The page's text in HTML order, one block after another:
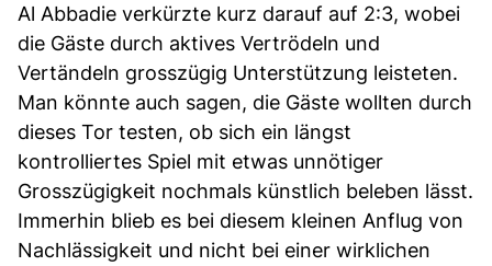
Al Abbadie verkürzte kurz darauf auf 2:3, wobei
die Gäste durch aktives Vertrödeln und
Vertändeln grosszügig Unterstützung leisteten.
Man könnte auch sagen, die Gäste wollten durch
dieses Tor testen, ob sich ein längst
kontrolliertes Spiel mit etwas unnötiger
Grosszügigkeit nochmals künstlich beleben lässt.
Immerhin blieb es bei diesem kleinen Anflug von
Nachlässigkeit und nicht bei einer wirklichen